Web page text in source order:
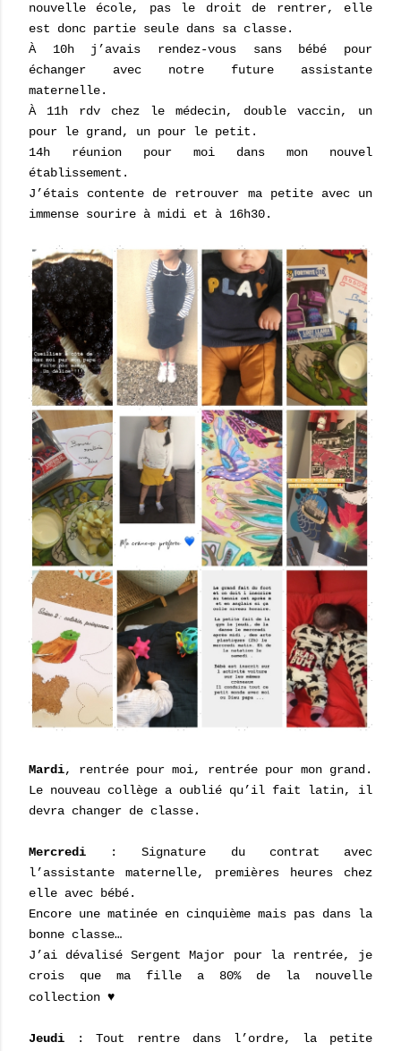
nouvelle école, pas le droit de rentrer, elle
est donc partie seule dans sa classe.
À 10h j’avais rendez-vous sans bébé pour
échanger avec notre future assistante
maternelle.
À 11h rdv chez le médecin, double vaccin, un
pour le grand, un pour le petit.
14h réunion pour moi dans mon nouvel
établissement.
J’étais contente de retrouver ma petite avec un
immense sourire à midi et à 16h30.
Mardi, rentrée pour moi, rentrée pour mon grand.
Le nouveau collège a oublié qu’il fait latin, il
devra changer de classe.
Mercredi : Signature du contrat avec
l’assistante maternelle, premières heures chez
elle avec bébé.
Encore une matinée en cinquième mais pas dans la
bonne classe…
J’ai dévalisé Sergent Major pour la rentrée, je
crois que ma fille a 80% de la nouvelle
collection ♥
Jeudi : Tout rentre dans l’ordre, la petite